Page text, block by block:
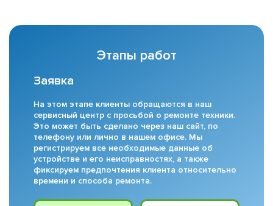
Этапы работ
Заявка
На этом этапе клиенты обращаются в наш
сервисный центр с просьбой о ремонте техники.
Это может быть сделано через наш сайт, по
телефону или лично в нашем офисе. Мы
регистрируем все необходимые данные об
устройстве и его неисправностях, а также
фиксируем предпочтения клиента относительно
времени и способа ремонта.